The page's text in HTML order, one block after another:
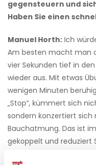
gegensteuern und
Haben Sie einen
Manuel Horth: Ich
Am besten macht man
vier Sekunden tief in
wieder aus. Mit etwas
wenigen Minuten
„Stop“, kümmert sich
sondern konzertiert
Bauchatmung. Das ist
gekoppelt und reduziert